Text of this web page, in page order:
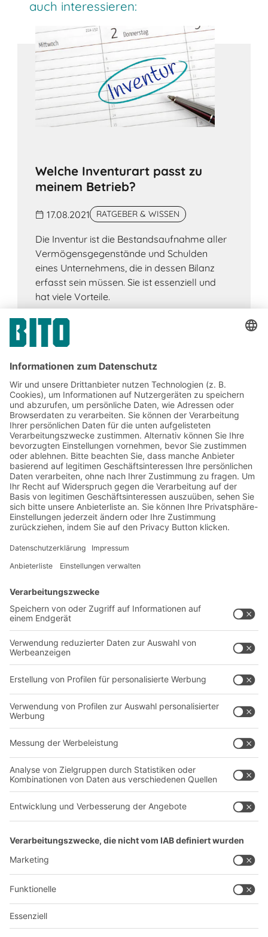
auch interessieren:
Welche Inventurart passt zu
meinem Betrieb?
17.08.2021 RATGEBER & WISSEN
Die Inventur ist die Bestandsaufnahme aller
Vermögensgegenstände und Schulden
eines Unternehmens, die in dessen Bilanz
erfasst sein müssen. Sie ist essenziell und
hat viele Vorteile.
Jetzt beim BITO Newsletter
anmelden:
Lager- & Logistiknews
Exklusive Rabatte
Neuheiten
Newsletter abonnieren
Lösungen
Intralogistiklösungen
Regalsysteme
Transportsysteme
Dienstleistungen
Kontaktformular
Unternehmen
Über uns
Produktionsstandorte
Karriere
Follow us
BIT O
YOUR LIFE.
+49 (6753) 122-922